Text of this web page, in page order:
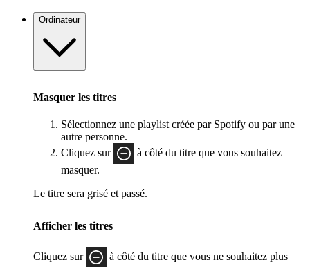
Ordinateur
Masquer les titres
Sélectionnez une playlist créée par Spotify ou par une
autre personne.
Cliquez sur
à côté du titre que vous souhaitez
masquer.
Le titre sera grisé et passé.
Afficher les titres
Cliquez sur
à côté du titre que vous ne souhaitez plus